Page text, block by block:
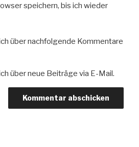
speichern, bis ich wieder
über nachfolgende Kommentare
über neue Beiträge via E-Mail.